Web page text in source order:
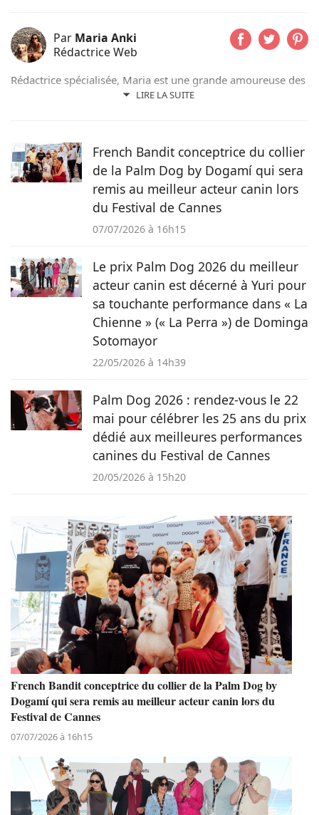
Par Maria Anki
Rédactrice Web
LIRE LA SUITE
Rédactrice spécialisée, Maria est une grande amoureuse des
animaux. Monkey, son Golden Retriever, partage son
faire profiter quotidiennement les lecteurs de Pets Dating.
French Bandit conceptrice du collier
de la Palm Dog by Dogamí qui sera
remis au meilleur acteur canin lors
du Festival de Cannes
07/07/2026 à 16h15
Le prix Palm Dog 2026 du meilleur
acteur canin est décerné à Yuri pour
sa touchante performance dans « La
Chienne » (« La Perra ») de Dominga
Sotomayor
22/05/2026 à 14h39
Palm Dog 2026 : rendez-vous le 22
mai pour célébrer les 25 ans du prix
dédié aux meilleures performances
canines du Festival de Cannes
20/05/2026 à 15h20
French Bandit conceptrice du collier de la Palm Dog by
Dogamí qui sera remis au meilleur acteur canin lors du
Festival de Cannes
07/07/2026 à 16h15